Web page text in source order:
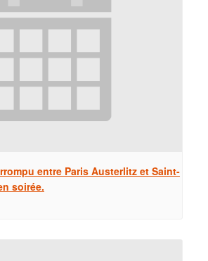
entre Paris Austerlitz et Saint-
soirée.